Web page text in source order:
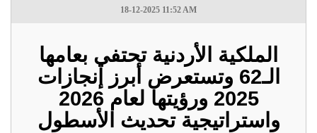
18-12-2025 11:52 AM
الملكية الأردنية تحتفي بعامها
الـ62 وتستعرض أبرز إنجازات
2025 ورؤيتها لعام 2026
واستراتيجية تحديث الأسطول